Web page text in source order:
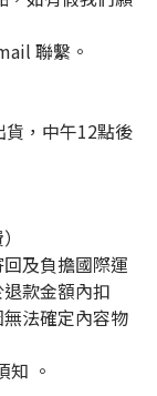
聯繫。
，中午12點後
及負擔國際運
款金額內扣
法確定內容物
知 。